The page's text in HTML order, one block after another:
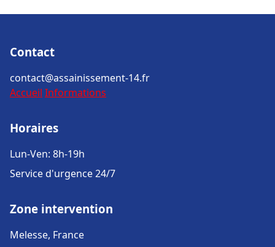
Contact
contact@assainissement-14.fr
Accueil Informations
Horaires
Lun-Ven: 8h-19h
Service d'urgence 24/7
Zone intervention
Melesse, France